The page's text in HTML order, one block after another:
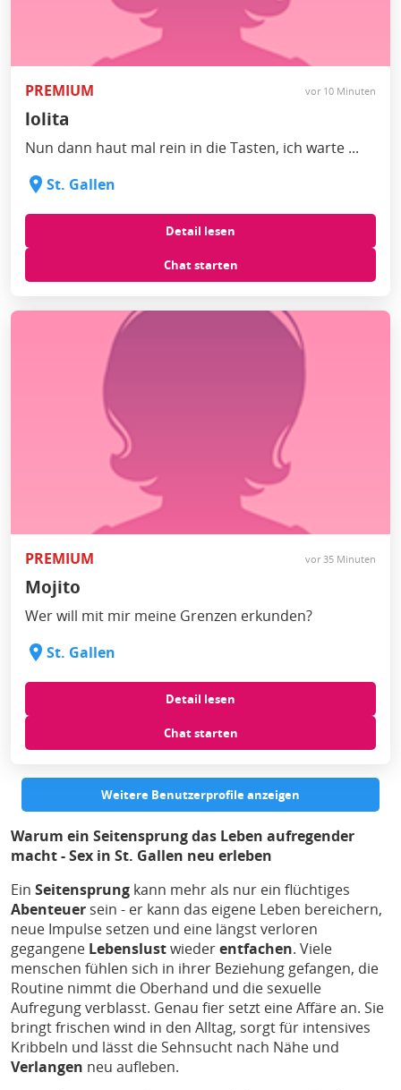
PREMIUM vor 10 Minuten
lolita
Nun dann haut mal rein in die Tasten, ich warte ...
St. Gallen
Detail lesen
Chat starten
PREMIUM vor 35 Minuten
Mojito
Wer will mit mir meine Grenzen erkunden?
St. Gallen
Detail lesen
Chat starten
Weitere Benutzerprofile anzeigen
Warum ein Seitensprung das Leben aufregender
macht - Sex in St. Gallen neu erleben
Ein Seitensprung kann mehr als nur ein flüchtiges
Abenteuer sein - er kann das eigene Leben bereichern,
neue Impulse setzen und eine längst verloren
gegangene Lebenslustwiederentfachen. Viele
menschen fühlen sich in ihrer Beziehung gefangen, die
Routine nimmt die Oberhand und die sexuelle
Aufregung verblasst. Genau fier setzt eine Affäre an. Sie
bringt frischen wind in den Alltag, sorgt für intensives
Kribbeln und lässt die Sehnsucht nach Nähe und
Verlangen neu aufleben.